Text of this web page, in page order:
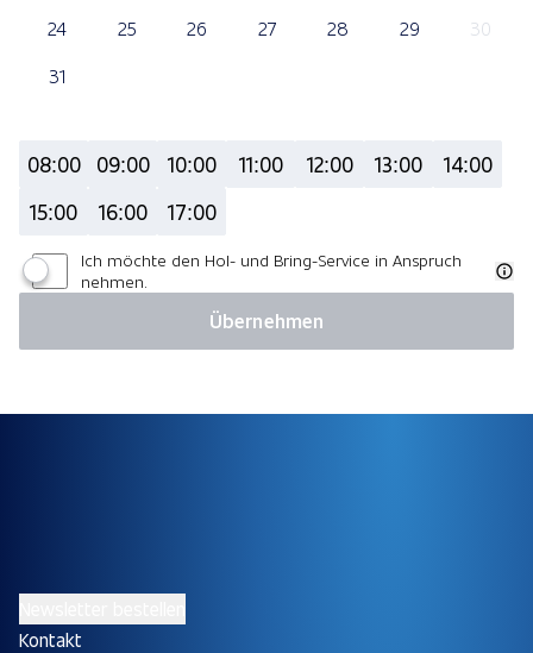
24
25 26 27 28 29
30
31
08:00 09:00 10:00 11:00 12:00 13:00
14:00
15:00
16:00 17:00
Ich möchte den Hol- und Bring-Service in Anspruch
nehmen.
Übernehmen
Kontakt